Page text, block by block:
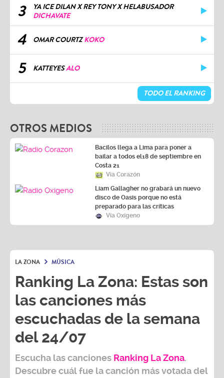
3
YA ICE DILAN X REY TONY X HELABUSADOR
DICHAVATE
4 OMAR COURTZKOKO
5 KATTEYESALO
TODO EL RANKING
OTROS MEDIOS
Bacilos llega a Lima para poner a
bailar a todos el18 de septiembre en
Costa 21
Vía Corazón
Liam Gallagher no grabará un nuevo
disco de Oasis porque no está
preparado para las críticas
Vía Oxígeno
LA ZONA MÚSICA
Ranking La Zona: Estas son
las canciones más
escuchadas de la semana
del 24/07
Escucha las canciones Ranking La Zona.
Descubre cuál fue la canción más votada del